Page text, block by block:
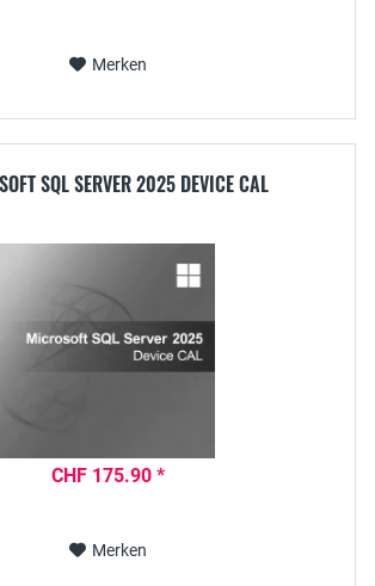
Merken
SQL SERVER 2025 DEVICE CAL
CHF 175.90 *
Merken